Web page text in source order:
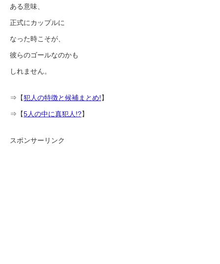
ある意味、
正式にカップルに
なった時こそが、
彼らのゴールなのかも
しれません。
⇒【犯人の特徴と候補まとめ!】
⇒【5人の中に真犯人!?】
スポンサーリンク